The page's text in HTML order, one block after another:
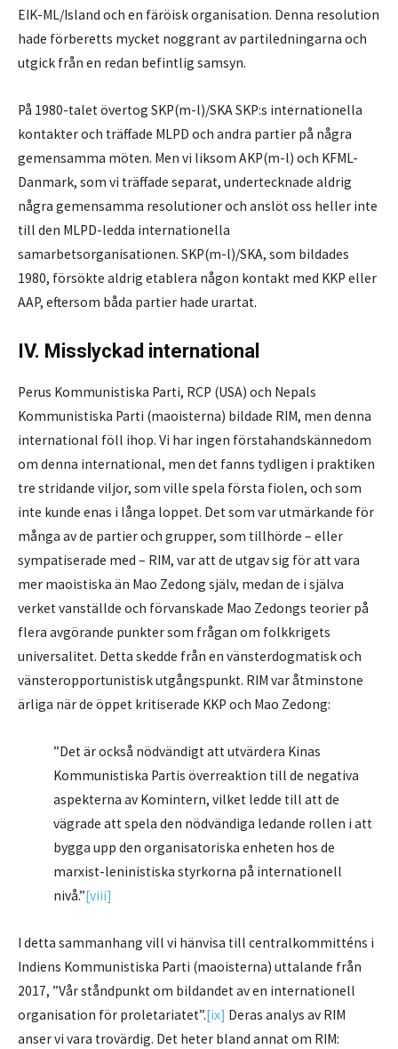
EIK-ML/Island och en färöisk organisation. Denna resolution
hade förberetts mycket noggrant av partiledningarna och
utgick från en redan befintlig samsyn.
På 1980-talet övertog SKP(m-l)/SKA SKP:s internationella
kontakter och träffade MLPD och andra partier på några
gemensamma möten. Men vi liksom AKP(m-l) och KFML-
Danmark, som vi träffade separat, undertecknade aldrig
några gemensamma resolutioner och anslöt oss heller inte
till den MLPD-ledda internationella
samarbetsorganisationen. SKP(m-l)/SKA, som bildades
1980, försökte aldrig etablera någon kontakt med KKP eller
AAP, eftersom båda partier hade urartat.
IV. Misslyckad international
Perus Kommunistiska Parti, RCP (USA) och Nepals
Kommunistiska Parti (maoisterna) bildade RIM, men denna
international föll ihop. Vi har ingen förstahandskännedom
om denna international, men det fanns tydligen i praktiken
tre stridande viljor, som ville spela första fiolen, och som
inte kunde enas i långa loppet. Det som var utmärkande för
många av de partier och grupper, som tillhörde – eller
sympatiserade med – RIM, var att de utgav sig för att vara
mer maoistiska än Mao Zedong själv, medan de i själva
verket vanställde och förvanskade Mao Zedongs teorier på
flera avgörande punkter som frågan om folkkrigets
universalitet. Detta skedde från en vänsterdogmatisk och
vänsteropportunistisk utgångspunkt. RIM var åtminstone
ärliga när de öppet kritiserade KKP och Mao Zedong:
”Det är också nödvändigt att utvärdera Kinas
Kommunistiska Partis överreaktion till de negativa
aspekterna av Komintern, vilket ledde till att de
vägrade att spela den nödvändiga ledande rollen i att
bygga upp den organisatoriska enheten hos de
marxist-leninistiska styrkorna på internationell
nivå.”[viii]
I detta sammanhang vill vi hänvisa till centralkommitténs i
Indiens Kommunistiska Parti (maoisterna) uttalande från
2017, ”Vår ståndpunkt om bildandet av en internationell
organisation för proletariatet”.[ix] Deras analys av RIM
anser vi vara trovärdig. Det heter bland annat om RIM: